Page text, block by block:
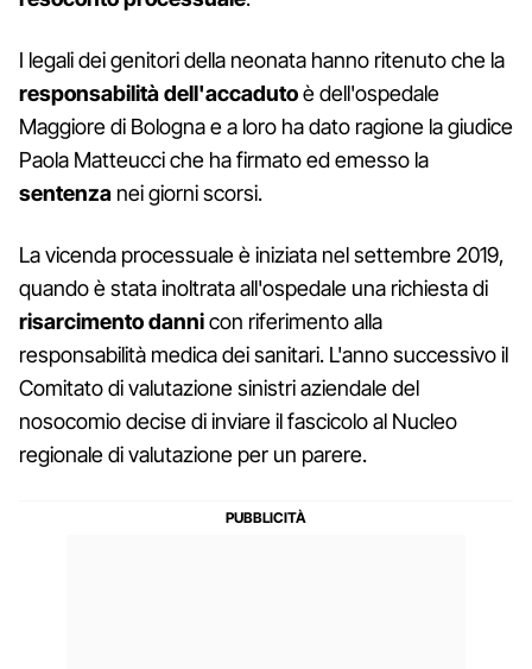
I legali dei genitori della neonata hanno ritenuto che la
responsabilità dell'accadutoè dell'ospedale
Maggiore di Bologna e a loro ha dato ragione la giudice
Paola Matteucci che ha firmato ed emesso la
sentenza nei giorni scorsi.
La vicenda processuale è iniziata nel settembre 2019,
quando è stata inoltrata all'ospedale una richiesta di
risarcimento dannicon riferimento alla
responsabilità medica dei sanitari. L'anno successivo il
Comitato di valutazione sinistri aziendale del
nosocomio decise di inviare il fascicolo al Nucleo
regionale di valutazione per un parere.